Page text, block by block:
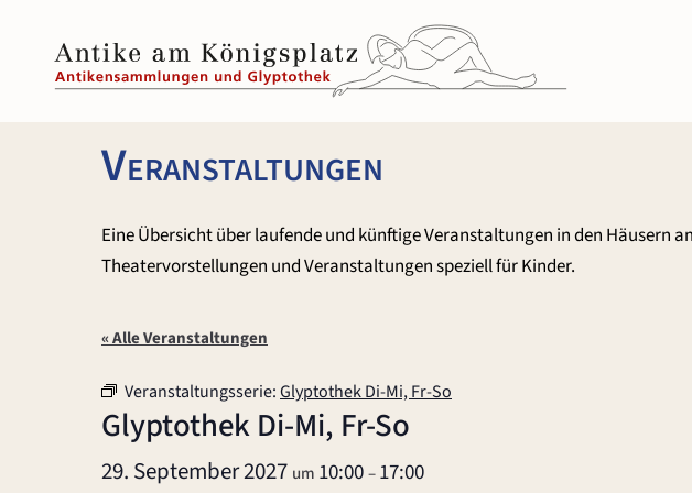
springen
Veranstaltungen
Eine Übersicht über laufende und künftige Veranstaltungen in den Häusern
Theatervorstellungen und Veranstaltungen speziell für Kinder.
« Alle Veranstaltungen
Veranstaltungsserie:Glyptothek Di-Mi, Fr-So
Glyptothek Di-Mi, Fr-So
29. September 2027 um 10:00–17:00